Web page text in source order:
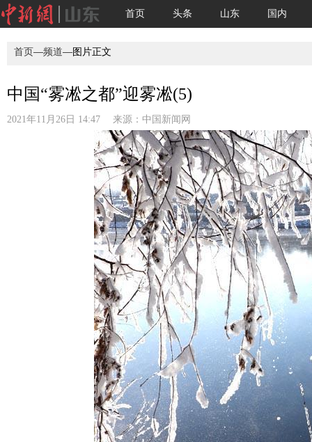
首页 头条 山东 国内
首页—频道—图片正文
中国“雾凇之都”迎雾凇(5)
2021年11月26日 14:47 来源： 中国新闻网